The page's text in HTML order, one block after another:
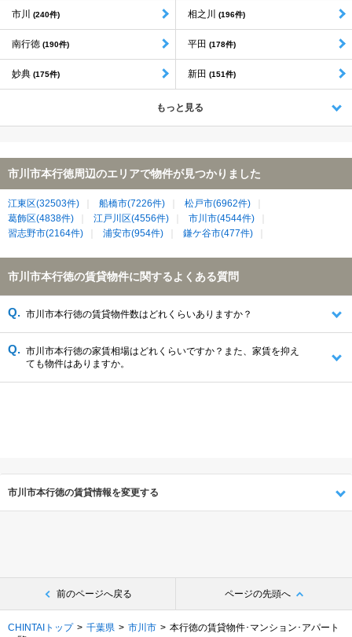
市川 (240件) 相之川 (196件)
南行徳 (190件) 平田 (178件)
妙典 (175件) 新田 (151件)
もっと見る
市川市本行徳周辺のエリアで物件が見つかりました
江東区(32503件) 船橋市(7226件)
松戸市(6962件)
葛飾区(4838件)
江戸川区(4556件)
市川市(4544件)
習志野市(2164件)
浦安市(954件) 鎌ケ谷市(477件)
市川市本行徳の賃貸物件に関するよくある質問
市川市本行徳の賃貸物件数はどれくらいありますか？
市川市本行徳の家賃相場はどれくらいですか？また、家賃を抑え
ても物件はありますか。
市川市本行徳の賃貸情報を変更する
前のページへ戻る ページの先頭へ
CHINTAIトップ 千葉県 市川市
本行徳の賃貸物件･マンション･アパート